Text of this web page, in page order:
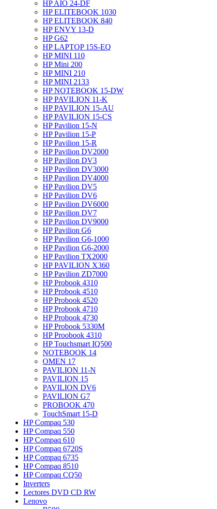
HP AIO 24-DF
HP ELITEBOOK 1030
HP ELITEBOOK 840
HP ENVY 13-D
HP G62
HP LAPTOP 15S-EQ
HP MINI 110
HP Mini 200
HP MINI 210
HP MINI 2133
HP NOTEBOOK 15-DW
HP PAVILION 11-K
HP PAVILION 15-AU
HP PAVILION 15-CS
HP Pavilion 15-N
HP Pavilion 15-P
HP Pavilion 15-R
HP Pavilion DV2000
HP Pavilion DV3
HP Pavilion DV3000
HP Pavilion DV4000
HP Pavilion DV5
HP Pavilion DV6
HP Pavilion DV6000
HP Pavilion DV7
HP Pavilion DV9000
HP Pavilion G6
HP Pavilion G6-1000
HP Pavilion G6-2000
HP Pavilion TX2000
HP PAVILION X360
HP Pavilion ZD7000
HP Probook 4310
HP Probook 4510
HP Probook 4520
HP Probook 4710
HP Probook 4730
HP Probook 5330M
HP Proobook 4310
HP Touchsmart IQ500
NOTEBOOK 14
OMEN 17
PAVILION 11-N
PAVILION 15
PAVILION DV6
PAVILION G7
PROBOOK 470
TouchSmart 15-D
HP Compaq 530
HP Compaq 550
HP Compaq 610
HP Compaq 6720S
HP Compaq 6735
HP Compaq 8510
HP Compaq CQ50
Inverters
Lectores DVD CD RW
Lenovo